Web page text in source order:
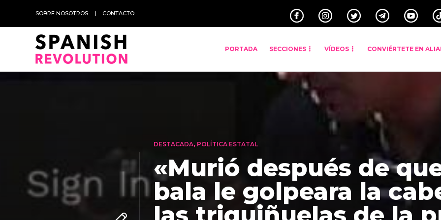
SOBRE NOSOTROS CONTACTO
PORTADA SECCIONES VÍDEOS CONVIÉRTETE EN
DESTACADA, POLÍTICA ESTATAL
«Murió después de
bala le golpeara la